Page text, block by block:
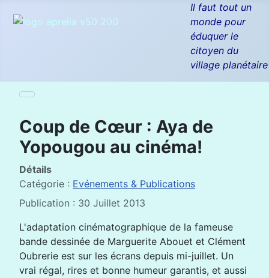
Il faut tout un
monde pour
éduquer le
citoyen du
village planétaire
Coup de Cœur : Aya de
Yopougou au cinéma!
Détails
Catégorie : Evénements & Publications
Publication : 30 Juillet 2013
L'adaptation cinématographique de la fameuse
bande dessinée de Marguerite Abouet et Clément
Oubrerie est sur les écrans depuis mi-juillet. Un
vrai régal, rires et bonne humeur garantis, et aussi